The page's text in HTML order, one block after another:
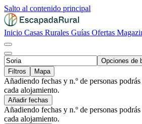
Salto al contenido principal
Inicio Casas Rurales Guías Ofertas
Opciones de
Filtros
Mapa
Añadiendo fechas y n.º de personas
cada alojamiento.
Añadir fechas
Añadiendo fechas y n.º de personas
cada alojamiento.